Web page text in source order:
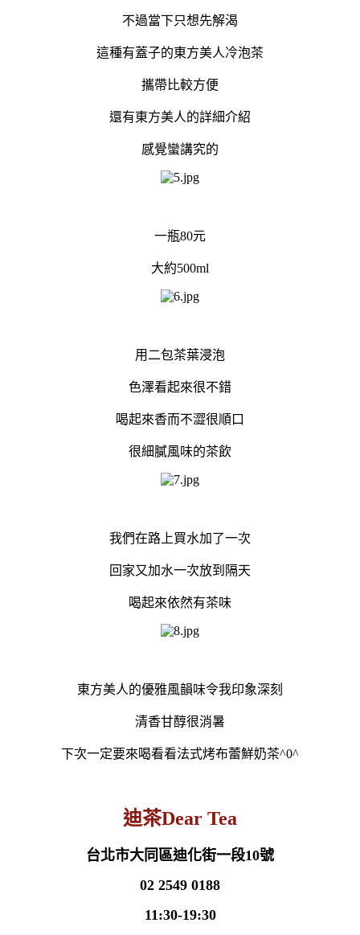
不過當下只想先解渴
這種有蓋子的東方美人冷泡茶
攜帶比較方便
還有東方美人的詳細介紹
感覺蠻講究的
一瓶80元
大約500ml
用二包茶葉浸泡
色澤看起來很不錯
喝起來香而不澀很順口
很細膩風味的茶飲
我們在路上買水加了一次
回家又加水一次放到隔天
喝起來依然有茶味
東方美人的優雅風韻味令我印象深刻
清香甘醇很消暑
下次一定要來喝看看法式烤布蕾鮮奶茶^0^
迪茶Dear Tea
台北市大同區迪化街一段10號
02 2549 0188
11:30-19:30